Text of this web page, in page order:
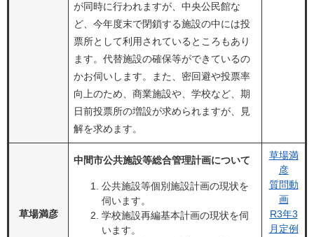
が同時に行われますが、中央公民館な
ど、今年度末で閉鎖する施設の中には投
票所として利用されているところもあり
ます。代替施設の確保等ができているの
かお伺いします。また、密回避や投票率
向上のため、商業施設や、学校など、期
日前投票所の増設が求められますが、見
解を求めます。
草場満彦
中間市公共施設等総合管理計画について
公共施設等個別施設計画の現状を
伺います。
学校施設再編基本計画の現状を伺
います。
草場満
彦
質問動
画
R3年3
月定例